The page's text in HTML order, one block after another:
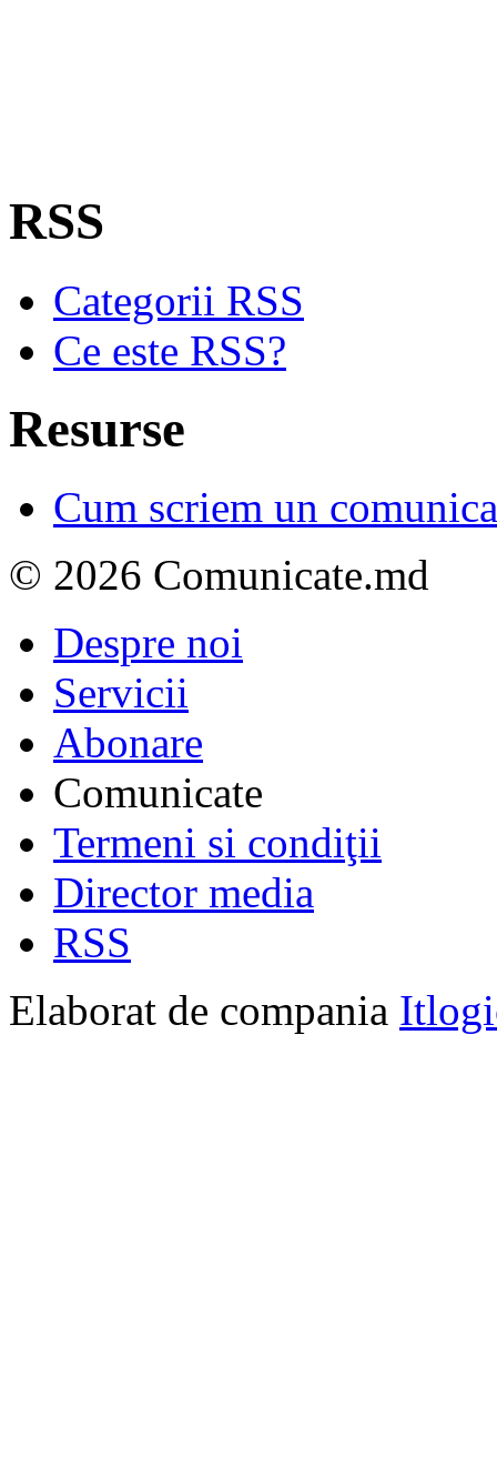
RSS
Categorii RSS
Ce este RSS?
Resurse
Cum scriem un
© 2026 Comunicate.md
Despre noi
Servicii
Abonare
Comunicate
Termeni si condiţii
Director media
RSS
Elaborat de compania